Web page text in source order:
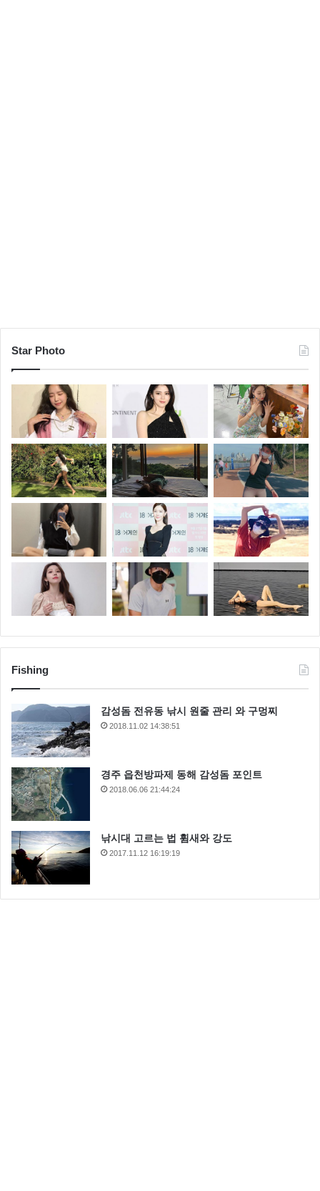
반가운 얼굴과 어디서도 볼 수 없는 뒷담화가 가득한
‘라디오스타’ 오늘밤은 본방사수 꼭 해야 겠습니다.
Star Photo
Fishing
감성돔 전유동 낚시 원줄 관리 와 구멍찌
2018.11.02 14:38:51
경주 읍천방파제 동해 감성돔 포인트
2018.06.06 21:44:24
낚시대 고르는 법 휨새와 강도
2017.11.12 16:19:19